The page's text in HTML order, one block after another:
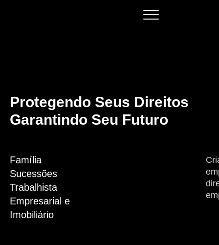
Protegendo Seus Direitos
Garantindo Seu Futuro
Família
Sucessões
Trabalhista
Empresarial e
Imobiliário